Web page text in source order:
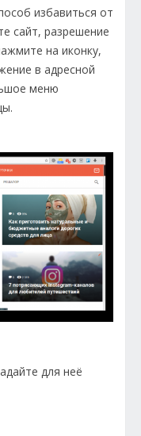
избавиться от
сайт, разрешение
на иконку,
в адресной
меню
для неё